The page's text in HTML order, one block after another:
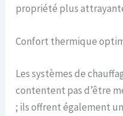
propriété plus
Confort thermique
Les systèmes de
contentent pas d’être
; ils offrent également